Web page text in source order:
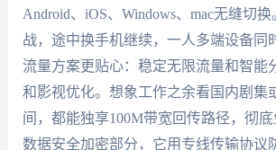
Android、iOS、Windows、mac无缝切
战，途中换手机继续，一人多端设备同
流量方案更贴心：稳定无限流量和智能
和影视优化。想象工作之余看国内剧集
间，都能独享100M带宽回传路径，彻底
数据安全加密部分，它用专线传输协议